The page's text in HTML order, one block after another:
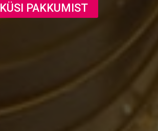
KÜSI PAKKUMIST